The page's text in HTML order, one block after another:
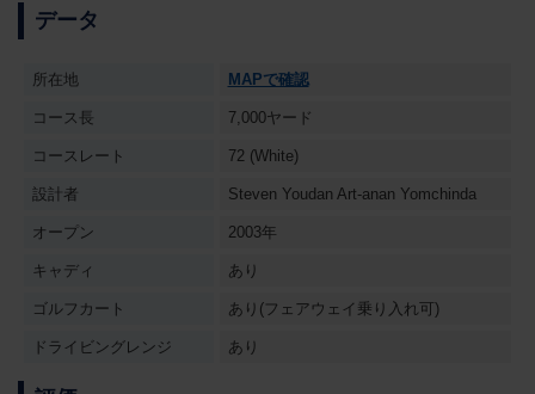
データ
所在地 MAPで確認
コース長 7,000ヤード
コースレート 72 (White)
設計者 Steven Youdan Art-anan Yomchinda
オープン 2003年
キャディ あり
ゴルフカート あり(フェアウェイ乗り入れ可)
ドライビングレンジ あり